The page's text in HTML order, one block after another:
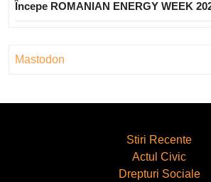
Începe ROMANIAN ENERGY WEEK
Mastodon
Stiri Recente
Actul Civic
Drepturi Sociale